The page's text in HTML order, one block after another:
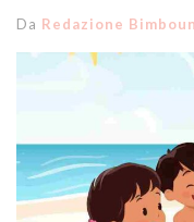
Da Redazione